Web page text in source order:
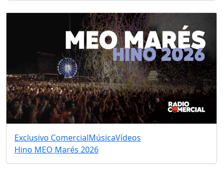
Exclusivo ComercialMúsicaVídeos
Hino MEO Marés 2026